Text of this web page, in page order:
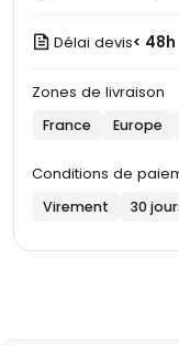
Délai devis< 48h
Zones de livraison
France Europe
Conditions de
Virement 30